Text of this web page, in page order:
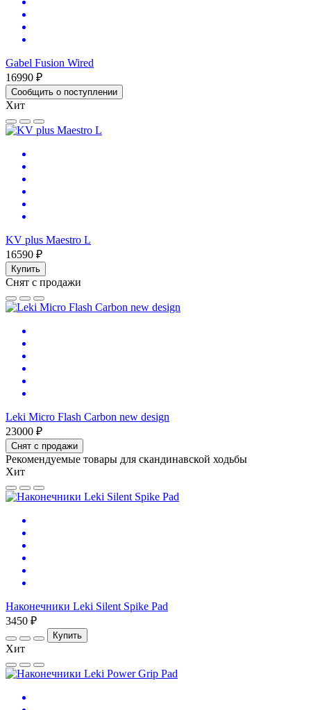
Gabel Fusion Wired
16990 ₽
Сообщить о поступлении
Хит
KV plus Maestro L
16590 ₽
Купить
Снят с продажи
Leki Micro Flash Carbon new design
23000 ₽
Снят с продажи
Рекомендуемые товары для скандинавской ходьбы
Хит
Наконечники Leki Silent Spike Pad
3450 ₽
Купить
Хит